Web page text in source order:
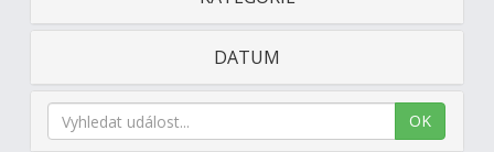
DATUM
OK